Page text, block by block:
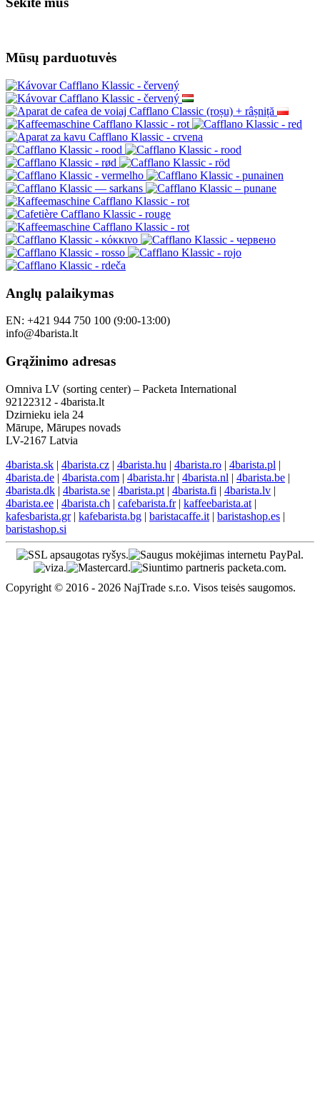
Mūsų parduotuvės
Anglų palaikymas
EN: +421 944 750 100 (9:00-13:00)
info@4barista.lt
Grąžinimo adresas
Omniva LV (sorting center) – Packeta International
92122312 - 4barista.lt
Dzirnieku iela 24
Mārupe, Mārupes novads
LV-2167 Latvia
4barista.sk | 4barista.cz | 4barista.hu | 4barista.ro | 4barista.pl |
4barista.de | 4barista.com | 4barista.hr| 4barista.nl | 4barista.be |
4barista.dk | 4barista.se | 4barista.pt | 4barista.fi | 4barista.lv |
4barista.ee | 4barista.ch | cafebarista.fr| kaffeebarista.at |
kafesbarista.gr| kafebarista.bg | baristacaffe.it | baristashop.es |
baristashop.si
Copyright © 2016 - 2026 NajTrade s.r.o. Visos teisės saugomos.